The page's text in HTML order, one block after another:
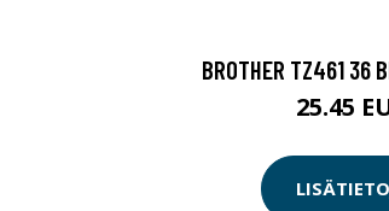
BROTHER TZ461 36
25.45